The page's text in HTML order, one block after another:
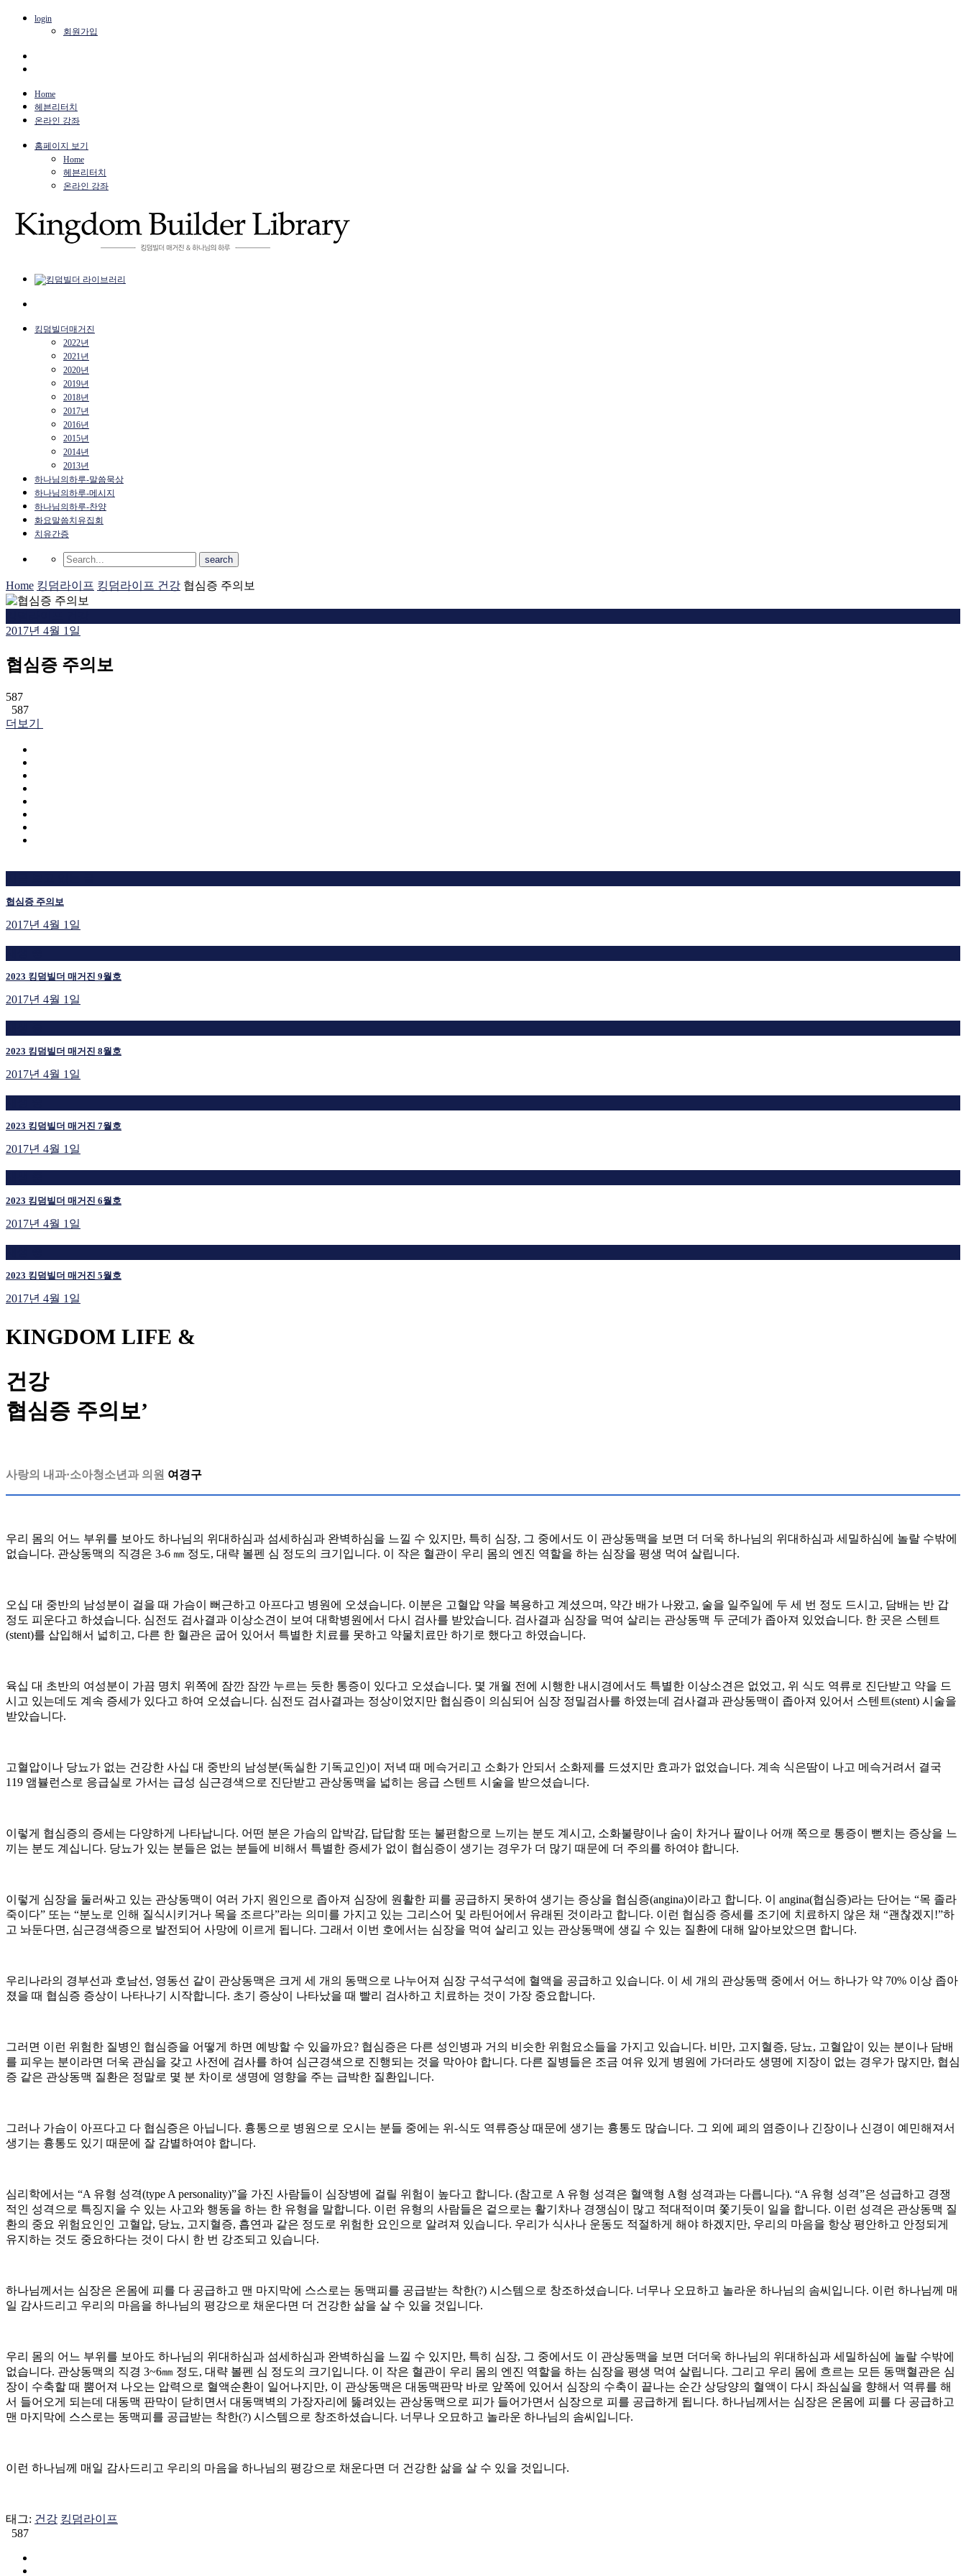
login
회원가입
Home
헤븐리터치
온라인 강좌
홈페이지 보기
Home
헤븐리터치
온라인 강좌
킹덤빌더매거진
2022년
2021년
2020년
2019년
2018년
2017년
2016년
2015년
2014년
2013년
하나님의하루-말씀묵상
하나님의하루-메시지
하나님의하루-찬양
화요말씀치유집회
치유간증
Home 킹덤라이프 킹덤라이프 건강 협심증 주의보
2017년 4월 1일
협심증 주의보
587
587
더보기
협심증 주의보
2017년 4월 1일
2023 킹덤빌더 매거진 9월호
2017년 4월 1일
2023 킹덤빌더 매거진 8월호
2017년 4월 1일
2023 킹덤빌더 매거진 7월호
2017년 4월 1일
2023 킹덤빌더 매거진 6월호
2017년 4월 1일
2023 킹덤빌더 매거진 5월호
2017년 4월 1일
KINGDOM LIFE &
건강
협심증 주의보’
사랑의 내과·소아청소년과 의원 여경구
우리 몸의 어느 부위를 보아도 하나님의 위대하심과 섬세하심과 완벽하심을 느낄 수 있지만, 특히 심장, 그 중에서도 이 관상동맥을 보면 더 더욱 하나님의 위대하심과 세밀하심에 놀랄 수밖에
없습니다. 관상동맥의 직경은 3-6 ㎜ 정도, 대략 볼펜 심 정도의 크기입니다. 이 작은 혈관이 우리 몸의 엔진 역할을 하는 심장을 평생 먹여 살립니다.
오십 대 중반의 남성분이 걸을 때 가슴이 뻐근하고 아프다고 병원에 오셨습니다. 이분은 고혈압 약을 복용하고 계셨으며, 약간 배가 나왔고, 술을 일주일에 두 세 번 정도 드시고, 담배는 반 갑
정도 피운다고 하셨습니다. 심전도 검사결과 이상소견이 보여 대학병원에서 다시 검사를 받았습니다. 검사결과 심장을 먹여 살리는 관상동맥 두 군데가 좁아져 있었습니다. 한 곳은 스텐트
(stent)를 삽입해서 넓히고, 다른 한 혈관은 굽어 있어서 특별한 치료를 못하고 약물치료만 하기로 했다고 하였습니다.
육십 대 초반의 여성분이 가끔 명치 위쪽에 잠깐 잠깐 누르는 듯한 통증이 있다고 오셨습니다. 몇 개월 전에 시행한 내시경에서도 특별한 이상소견은 없었고, 위 식도 역류로 진단받고 약을 드
시고 있는데도 계속 증세가 있다고 하여 오셨습니다. 심전도 검사결과는 정상이었지만 협심증이 의심되어 심장 정밀검사를 하였는데 검사결과 관상동맥이 좁아져 있어서 스텐트(stent) 시술을
받았습니다.
고혈압이나 당뇨가 없는 건강한 사십 대 중반의 남성분(독실한 기독교인)이 저녁 때 메슥거리고 소화가 안되서 소화제를 드셨지만 효과가 없었습니다. 계속 식은땀이 나고 메슥거려서 결국
119 앰뷸런스로 응급실로 가서는 급성 심근경색으로 진단받고 관상동맥을 넓히는 응급 스텐트 시술을 받으셨습니다.
이렇게 협심증의 증세는 다양하게 나타납니다. 어떤 분은 가슴의 압박감, 답답함 또는 불편함으로 느끼는 분도 계시고, 소화불량이나 숨이 차거나 팔이나 어깨 쪽으로 통증이 뻗치는 증상을 느
끼는 분도 계십니다. 당뇨가 있는 분들은 없는 분들에 비해서 특별한 증세가 없이 협심증이 생기는 경우가 더 많기 때문에 더 주의를 하여야 합니다.
이렇게 심장을 둘러싸고 있는 관상동맥이 여러 가지 원인으로 좁아져 심장에 원활한 피를 공급하지 못하여 생기는 증상을 협심증(angina)이라고 합니다. 이 angina(협심증)라는 단어는 “목 졸라
죽이다” 또는 “분노로 인해 질식시키거나 목을 조르다”라는 의미를 가지고 있는 그리스어 및 라틴어에서 유래된 것이라고 합니다. 이런 협심증 증세를 조기에 치료하지 않은 채 “괜찮겠지!”하
고 놔둔다면, 심근경색증으로 발전되어 사망에 이르게 됩니다. 그래서 이번 호에서는 심장을 먹여 살리고 있는 관상동맥에 생길 수 있는 질환에 대해 알아보았으면 합니다.
우리나라의 경부선과 호남선, 영동선 같이 관상동맥은 크게 세 개의 동맥으로 나누어져 심장 구석구석에 혈액을 공급하고 있습니다. 이 세 개의 관상동맥 중에서 어느 하나가 약 70% 이상 좁아
졌을 때 협심증 증상이 나타나기 시작합니다. 초기 증상이 나타났을 때 빨리 검사하고 치료하는 것이 가장 중요합니다.
그러면 이런 위험한 질병인 협심증을 어떻게 하면 예방할 수 있을까요? 협심증은 다른 성인병과 거의 비슷한 위험요소들을 가지고 있습니다. 비만, 고지혈증, 당뇨, 고혈압이 있는 분이나 담배
를 피우는 분이라면 더욱 관심을 갖고 사전에 검사를 하여 심근경색으로 진행되는 것을 막아야 합니다. 다른 질병들은 조금 여유 있게 병원에 가더라도 생명에 지장이 없는 경우가 많지만, 협심
증 같은 관상동맥 질환은 정말로 몇 분 차이로 생명에 영향을 주는 급박한 질환입니다.
그러나 가슴이 아프다고 다 협심증은 아닙니다. 흉통으로 병원으로 오시는 분들 중에는 위-식도 역류증상 때문에 생기는 흉통도 많습니다. 그 외에 폐의 염증이나 긴장이나 신경이 예민해져서
생기는 흉통도 있기 때문에 잘 감별하여야 합니다.
심리학에서는 “A 유형 성격(type A personality)”을 가진 사람들이 심장병에 걸릴 위험이 높다고 합니다. (참고로 A 유형 성격은 혈액형 A형 성격과는 다릅니다). “A 유형 성격”은 성급하고 경쟁
적인 성격으로 특징지을 수 있는 사고와 행동을 하는 한 유형을 말합니다. 이런 유형의 사람들은 겉으로는 활기차나 경쟁심이 많고 적대적이며 쫓기듯이 일을 합니다. 이런 성격은 관상동맥 질
환의 중요 위험요인인 고혈압, 당뇨, 고지혈증, 흡연과 같은 정도로 위험한 요인으로 알려져 있습니다. 우리가 식사나 운동도 적절하게 해야 하겠지만, 우리의 마음을 항상 평안하고 안정되게
유지하는 것도 중요하다는 것이 다시 한 번 강조되고 있습니다.
하나님께서는 심장은 온몸에 피를 다 공급하고 맨 마지막에 스스로는 동맥피를 공급받는 착한(?) 시스템으로 창조하셨습니다. 너무나 오묘하고 놀라운 하나님의 솜씨입니다. 이런 하나님께 매
일 감사드리고 우리의 마음을 하나님의 평강으로 채운다면 더 건강한 삶을 살 수 있을 것입니다.
우리 몸의 어느 부위를 보아도 하나님의 위대하심과 섬세하심과 완벽하심을 느낄 수 있지만, 특히 심장, 그 중에서도 이 관상동맥을 보면 더더욱 하나님의 위대하심과 세밀하심에 놀랄 수밖에
없습니다. 관상동맥의 직경 3~6㎜ 정도, 대략 볼펜 심 정도의 크기입니다. 이 작은 혈관이 우리 몸의 엔진 역할을 하는 심장을 평생 먹여 살립니다. 그리고 우리 몸에 흐르는 모든 동맥혈관은 심
장이 수축할 때 뿜어져 나오는 압력으로 혈액순환이 일어나지만, 이 관상동맥은 대동맥판막 바로 앞쪽에 있어서 심장의 수축이 끝나는 순간 상당양의 혈액이 다시 좌심실을 향해서 역류를 해
서 들어오게 되는데 대동맥 판막이 닫히면서 대동맥벽의 가장자리에 뚫려있는 관상동맥으로 피가 들어가면서 심장으로 피를 공급하게 됩니다. 하나님께서는 심장은 온몸에 피를 다 공급하고
맨 마지막에 스스로는 동맥피를 공급받는 착한(?) 시스템으로 창조하셨습니다. 너무나 오묘하고 놀라운 하나님의 솜씨입니다.
이런 하나님께 매일 감사드리고 우리의 마음을 하나님의 평강으로 채운다면 더 건강한 삶을 살 수 있을 것입니다.
태그: 건강 킹덤라이프
587